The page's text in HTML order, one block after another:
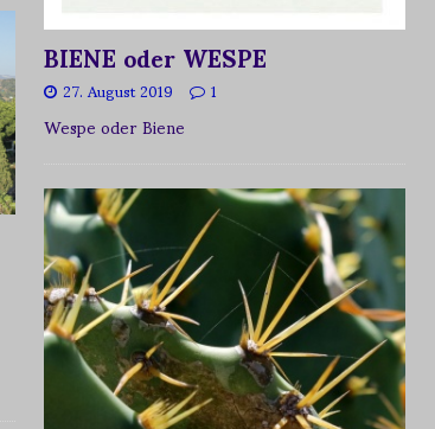
BIENE oder WESPE
27. August 2019 1
Wespe oder Biene